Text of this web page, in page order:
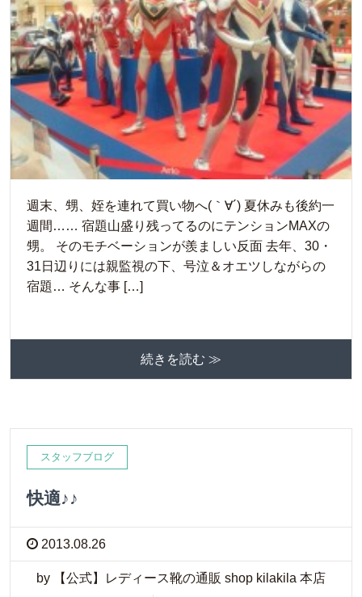
週末、甥、姪を連れて買い物へ(｀∀´) 夏休みも後約一
週間…… 宿題山盛り残ってるのにテンションMAXの
甥。 そのモチベーションが羨ましい反面 去年、30・
31日辺りには親監視の下、号泣＆オエツしながらの
宿題… そんな事 […]
続きを読む ≫
スタッフブログ
快適♪♪
2013.08.26
by 【公式】レディース靴の通販 shop kilakila 本店